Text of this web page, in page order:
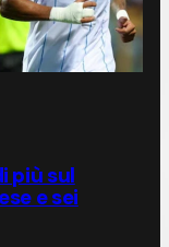
più sul
e sei